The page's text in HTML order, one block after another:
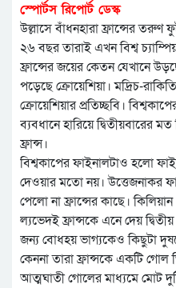
স্পোর্টস রিপোর্ট ডেস্ক
উল্লাসে বাঁধনহারা ফ্রান্সের
২৬ বছর তারাই এখন বিশ্ব
ফ্রান্সের জয়ের কেতন যেখানে
পড়েছে ক্রোয়েশিয়া। মদ্রিচ-
ক্রোয়েশিয়ার প্রতিচ্ছবি।
ব্যবধানে হারিয়ে দ্বিতীয়বারের
ফ্রান্স।
বিশ্বকাপের ফাইনালটাও হলো
দেওয়ার মতো নয়। উত্তেজনাকর
পেলো না ফ্রান্সের কাছে।
ল্যভেদই ফ্রান্সকে এনে দেয়
জন্য বোধহয় ভাগ্যকেও কিছুটা
কেননা তারা ফ্রান্সকে একটি
আত্মঘাতী গোলের মাধ্যমে মোট